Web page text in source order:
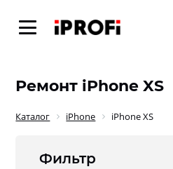
Ремонт iPhone XS
Каталог iPhone iPhone XS
Фильтр